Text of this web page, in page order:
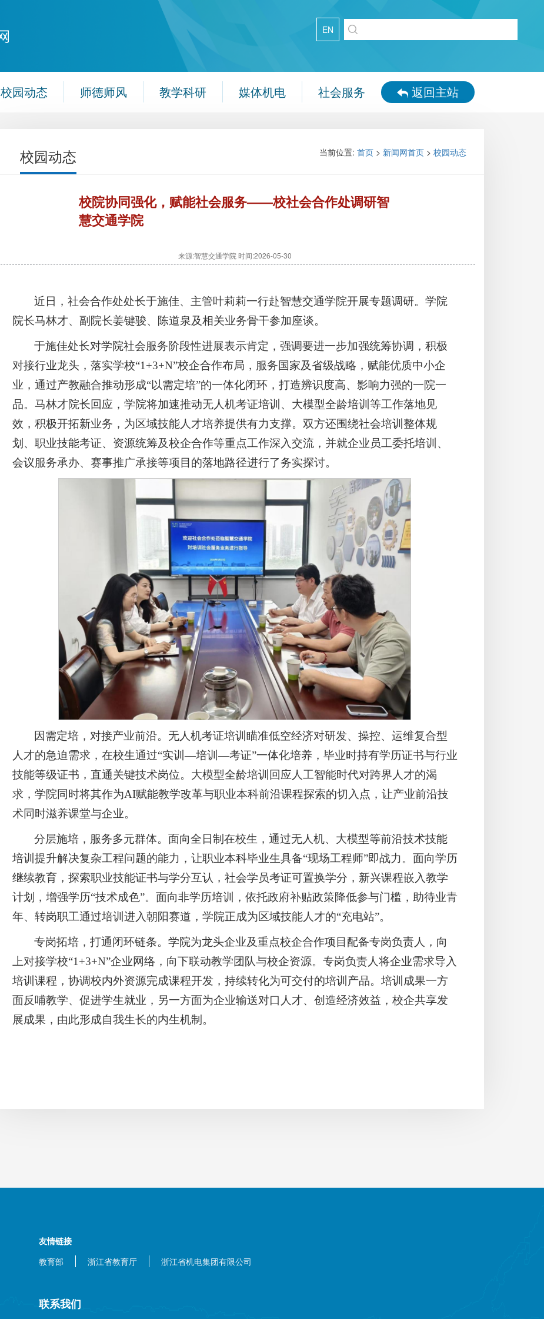
EN
校园动态 师德师风 教学科研 媒体机电 社会服务 返回主站
校园动态 当前位置: 首页 > 新闻网首页 > 校园动态
校院协同强化，赋能社会服务——校社会合作处调研智
慧交通学院
来源:智慧交通学院时间:2026-05-30
近日，社会合作处处长于施佳、主管叶莉莉一行赴智慧交通学院开展专题调研。学院
院长马林才、副院长姜键骏、陈道泉及相关业务骨干参加座谈。
于施佳处长对学院社会服务阶段性进展表示肯定，强调要进一步加强统筹协调，积极
对接行业龙头，落实学校“1+3+N”校企合作布局，服务国家及省级战略，赋能优质中小企
业，通过产教融合推动形成“以需定培”的一体化闭环，打造辨识度高、影响力强的一院一
品。马林才院长回应，学院将加速推动无人机考证培训、大模型全龄培训等工作落地见
效，积极开拓新业务，为区域技能人才培养提供有力支撑。双方还围绕社会培训整体规
划、职业技能考证、资源统筹及校企合作等重点工作深入交流，并就企业员工委托培训、
会议服务承办、赛事推广承接等项目的落地路径进行了务实探讨。
因需定培，对接产业前沿。无人机考证培训瞄准低空经济对研发、操控、运维复合型
人才的急迫需求，在校生通过“实训—培训—考证”一体化培养，毕业时持有学历证书与行业
技能等级证书，直通关键技术岗位。大模型全龄培训回应人工智能时代对跨界人才的渴
求，学院同时将其作为AI赋能教学改革与职业本科前沿课程探索的切入点，让产业前沿技
术同时滋养课堂与企业。
分层施培，服务多元群体。面向全日制在校生，通过无人机、大模型等前沿技术技能
培训提升解决复杂工程问题的能力，让职业本科毕业生具备“现场工程师”即战力。面向学历
继续教育，探索职业技能证书与学分互认，社会学员考证可置换学分，新兴课程嵌入教学
计划，增强学历“技术成色”。面向非学历培训，依托政府补贴政策降低参与门槛，助待业青
年、转岗职工通过培训进入朝阳赛道，学院正成为区域技能人才的“充电站”。
专岗拓培，打通闭环链条。学院为龙头企业及重点校企合作项目配备专岗负责人，向
上对接学校“1+3+N”企业网络，向下联动教学团队与校企资源。专岗负责人将企业需求导入
培训课程，协调校内外资源完成课程开发，持续转化为可交付的培训产品。培训成果一方
面反哺教学、促进学生就业，另一方面为企业输送对口人才、创造经济效益，校企共享发
展成果，由此形成自我生长的内生机制。
友情链接
教育部
浙江省教育厅 浙江省机电集团有限公司
联系我们